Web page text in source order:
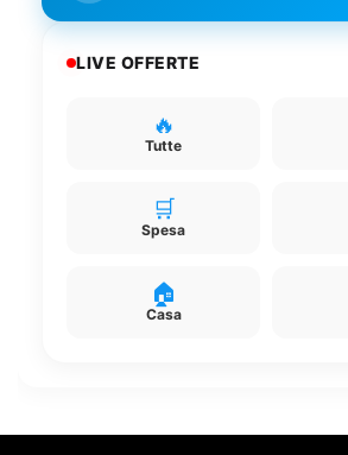
LIVE OFFERTE
🔥
Tutte
🛒
Spesa
🏠
Casa